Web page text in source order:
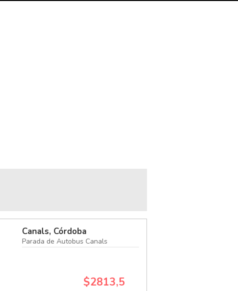
Canals, Córdoba
Parada de Autobus Canals
$2813,5